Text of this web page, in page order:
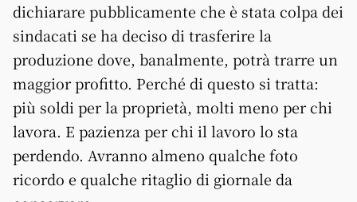
dichiarare pubblicamente che è stata colpa dei
sindacati se ha deciso di trasferire la
produzione dove, banalmente, potrà trarre un
maggior profitto. Perché di questo si tratta:
più soldi per la proprietà, molti meno per chi
lavora. E pazienza per chi il lavoro lo sta
perdendo. Avranno almeno qualche foto
ricordo e qualche ritaglio di giornale da